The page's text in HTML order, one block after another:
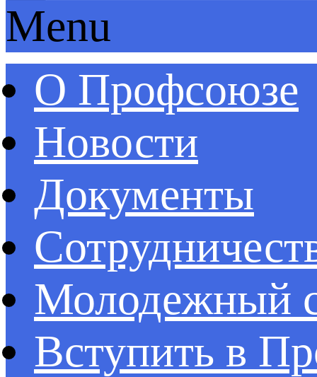
Menu
О Профсоюзе
Новости
Документы
Молодежный
Вступить в